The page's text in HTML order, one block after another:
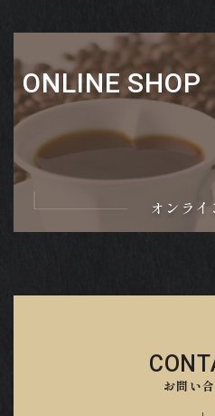
ONLINE SHOP
オンラ
お問い